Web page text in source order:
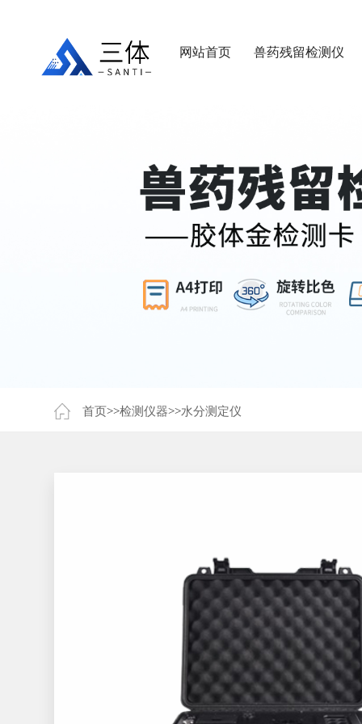
网站首页 兽药残留检测仪
首页>>检测仪器>>水分测定仪